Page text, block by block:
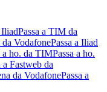
Passa a TIM da
da VodafonePassa a Iliad
a ho. da TIMPassa a ho.
a Fastweb da
da VodafonePassa a